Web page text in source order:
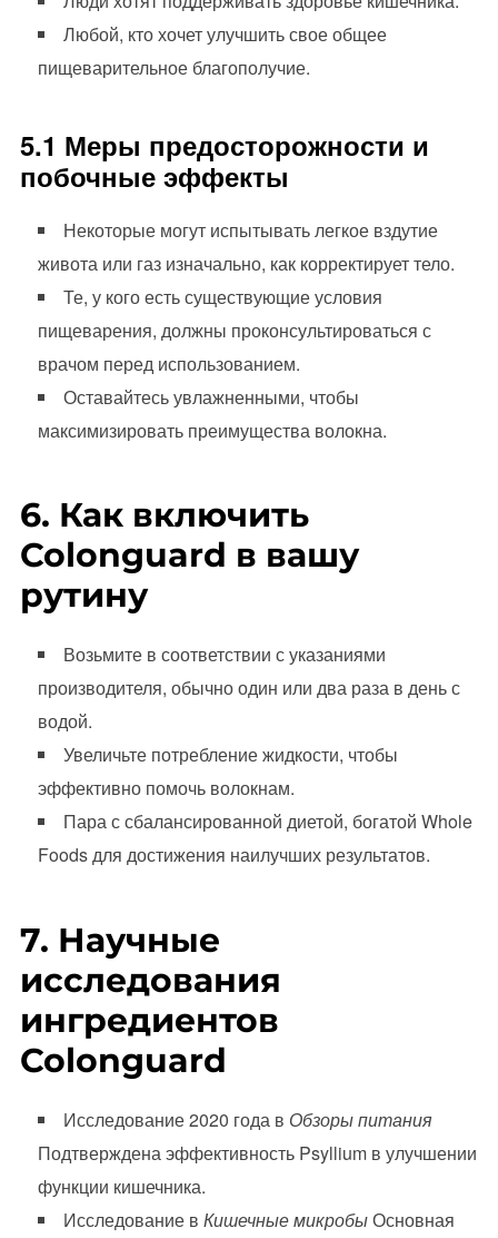
Любой, кто хочет улучшить свое общее
пищеварительное благополучие.
5.1 Меры предосторожности и
побочные эффекты
Некоторые могут испытывать легкое вздутие
живота или газ изначально, как корректирует тело.
Те, у кого есть существующие условия
пищеварения, должны проконсультироваться с
врачом перед использованием.
Оставайтесь увлажненными, чтобы
максимизировать преимущества волокна.
6. Как включить
Colonguard в вашу
рутину
Возьмите в соответствии с указаниями
производителя, обычно один или два раза в день с
водой.
Увеличьте потребление жидкости, чтобы
эффективно помочь волокнам.
Пара с сбалансированной диетой, богатой Whole
Foods для достижения наилучших результатов.
7. Научные
исследования
ингредиентов
Colonguard
Исследование 2020 года в Обзоры питания
Подтверждена эффективность Psyllium в улучшении
функции кишечника.
Исследование в Кишечные микробыОсновная